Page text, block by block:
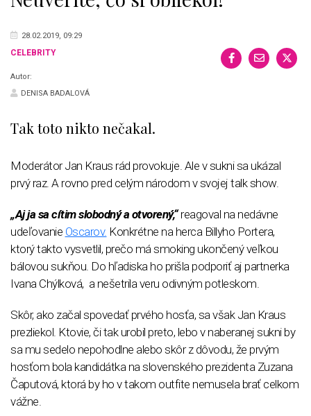
28.02.2019, 09:29
CELEBRITY
Autor:
DENISA BADALOVÁ
Tak toto nikto nečakal.
Moderátor Jan Kraus rád provokuje. Ale v sukni sa ukázal
prvý raz. A rovno pred celým národom v svojej talk show.
„Aj ja sa cítim slobodný a otvorený,“ reagoval na nedávne
udeľovanie Oscarov. Konkrétne na herca Billyho Portera,
ktorý takto vysvetlil, prečo má smoking ukončený veľkou
bálovou sukňou. Do hľadiska ho prišla podporiť aj partnerka
Ivana Chýlková, a nešetrila veru odivným potleskom.
Skôr, ako začal spovedať prvého hosťa, sa však Jan Kraus
prezliekol. Ktovie, či tak urobil preto, lebo v naberanej sukni by
sa mu sedelo nepohodlne alebo skôr z dôvodu, že prvým
hosťom bola kandidátka na slovenského prezidenta Zuzana
Čaputová, ktorá by ho v takom outfite nemusela brať celkom
vážne.